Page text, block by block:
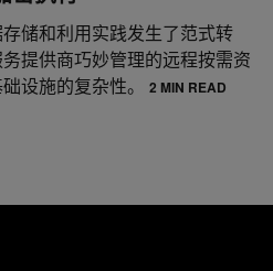
储和利用实践发生了范式转
提供商巧妙管理的远程按需资
设施的复杂性。
2 MIN READ